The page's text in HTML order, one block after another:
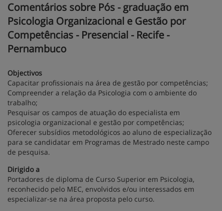
Comentários sobre Pós - graduação em
Psicologia Organizacional e Gestão por
Competências - Presencial - Recife -
Pernambuco
Objectivos
Capacitar profissionais na área de gestão por competências;
Compreender a relação da Psicologia com o ambiente do
trabalho;
Pesquisar os campos de atuação do especialista em
psicologia organizacional e gestão por competências;
Oferecer subsídios metodológicos ao aluno de especialização
para se candidatar em Programas de Mestrado neste campo
de pesquisa.
Dirigido a
Portadores de diploma de Curso Superior em Psicologia,
reconhecido pelo MEC, envolvidos e/ou interessados em
especializar-se na área proposta pelo curso.